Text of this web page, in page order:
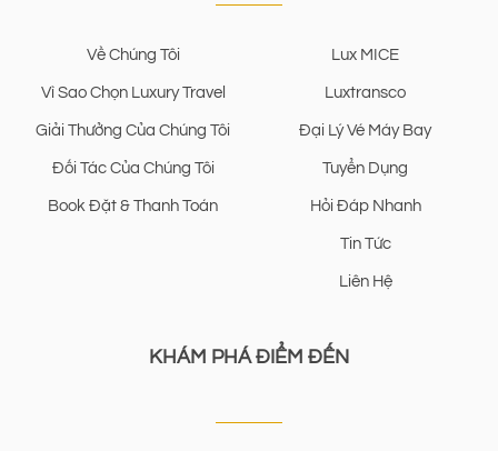
Về Chúng Tôi
Vì Sao Chọn Luxury Travel
Giải Thưởng Của Chúng Tôi
Đối Tác Của Chúng Tôi
Book Đặt & Thanh Toán
Lux MICE
Luxtransco
Đại Lý Vé Máy Bay
Tuyển Dụng
Hỏi Đáp Nhanh
Tin Tức
Liên Hệ
KHÁM PHÁ ĐIỂM ĐẾN